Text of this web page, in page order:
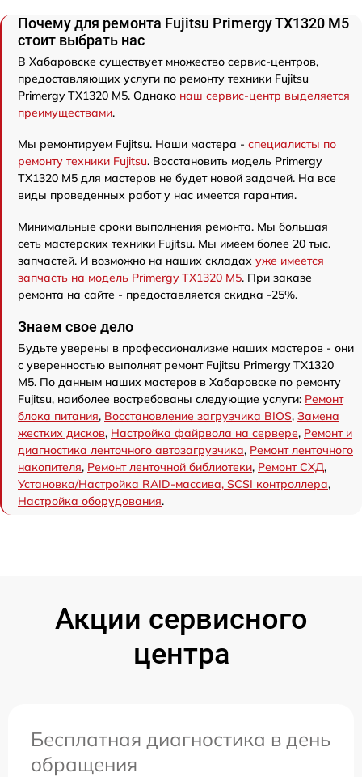
Почему для ремонта Fujitsu Primergy TX1320 M5
стоит выбрать нас
В Хабаровске существует множество сервис-центров,
предоставляющих услуги по ремонту техники Fujitsu
Primergy TX1320 M5. Однако наш сервис-центр выделяется
преимуществами.
Мы ремонтируем Fujitsu. Наши мастера - специалисты по
ремонту техники Fujitsu. Восстановить модель Primergy
TX1320 M5 для мастеров не будет новой задачей. На все
виды проведенных работ у нас имеется гарантия.
Минимальные сроки выполнения ремонта. Мы большая
сеть мастерских техники Fujitsu. Мы имеем более 20 тыс.
запчастей. И возможно на наших складах уже имеется
запчасть на модель Primergy TX1320 M5. При заказе
ремонта на сайте - предоставляется скидка -25%.
Знаем свое дело
Будьте уверены в профессионализме наших мастеров - они
с уверенностью выполнят ремонт Fujitsu Primergy TX1320
M5. По данным наших мастеров в Хабаровске по ремонту
Fujitsu, наиболее востребованы следующие услуги: Ремонт
блока питания, Восстановление загрузчика BIOS, Замена
жестких дисков, Настройка файрвола на сервере, Ремонт и
диагностика ленточного автозагрузчика, Ремонт ленточного
накопителя, Ремонт ленточной библиотеки, Ремонт СХД,
Установка/Настройка RAID-массива, SCSI контроллера,
Настройка оборудования.
Акции сервисного
центра
Бесплатная диагностика в день
обращения